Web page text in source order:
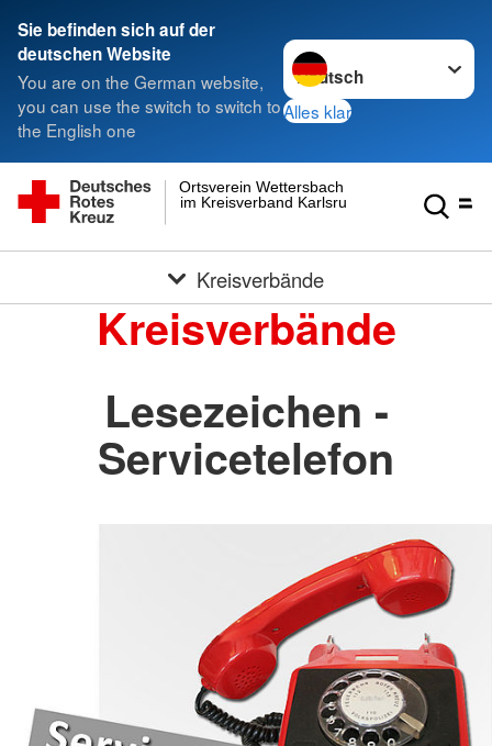
Sie befinden sich auf der
deutschen Website
You are on the German website,
you can use the switch to switch to
the English one
Sprache wechseln zu
Alles klar
im Kreisverband Karlsruhe e.V.
Ortsverein Wettersbach
Kreisverbände
Kreisverbände
Lesezeichen -
Servicetelefon